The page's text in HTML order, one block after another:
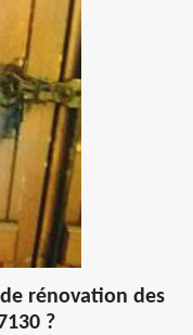
rénovation des
?